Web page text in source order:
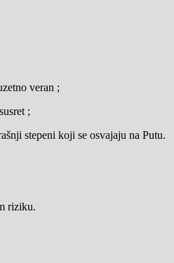
veran ;
;
stepeni koji se osvajaju na Putu.
riziku.